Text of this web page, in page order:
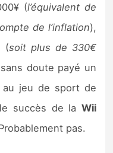
(l’équivalent de
de l’inflation),
(soit plus de 330€
doute payé un
jeu de sport de
succès de la Wii
pas.